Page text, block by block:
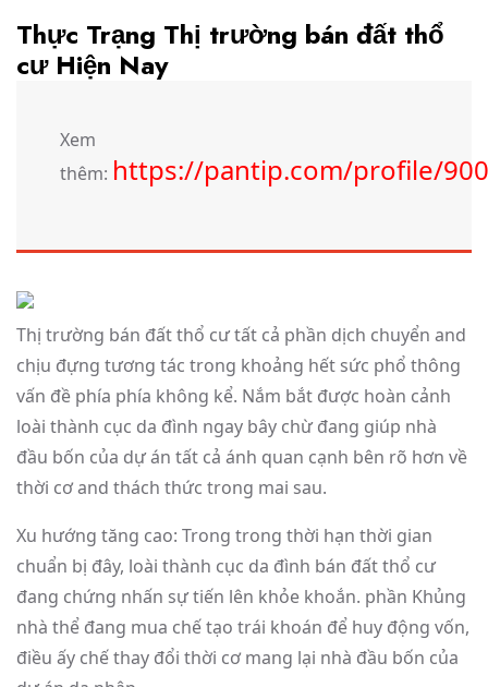
Thực Trạng Thị trường bán đất thổ
cư Hiện Nay
Xem
thêm: https://pantip.com/profile/
Thị trường bán đất thổ cư tất cả phần dịch chuyển and
chịu đựng tương tác trong khoảng hết sức phổ thông
vấn đề phía phía không kể. Nắm bắt được hoàn cảnh
loài thành cục da đình ngay bây chừ đang giúp nhà
đầu bốn của dự án tất cả ánh quan cạnh bên rõ hơn về
thời cơ and thách thức trong mai sau.
Xu hướng tăng cao: Trong trong thời hạn thời gian
chuẩn bị đây, loài thành cục da đình bán đất thổ cư
đang chứng nhấn sự tiến lên khỏe khoắn. phần Khủng
nhà thể đang mua chế tạo trái khoán để huy động vốn,
điều ấy chế thay đổi thời cơ mang lại nhà đầu bốn của